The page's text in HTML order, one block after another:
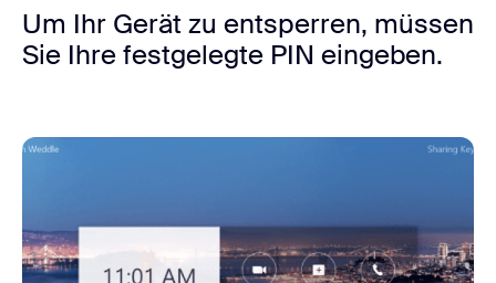
Um Ihr Gerät zu entsperren, müssen
Sie Ihre festgelegte PIN eingeben.